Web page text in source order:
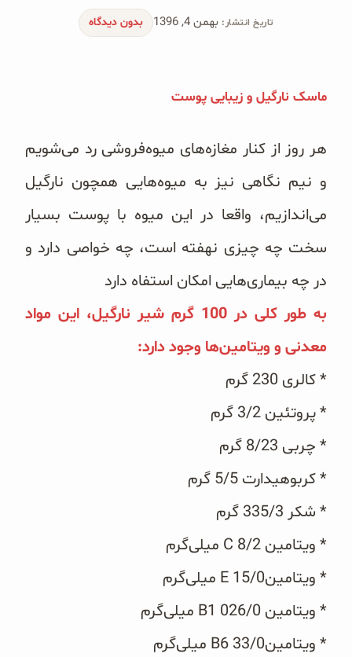
شیرین کننده های طبیعی
کینوا
ترشی و شور
چاشنی‌ها و سرکه‌‌ها
زیتون و روغن زیتون
رایس کیک
غلات و دانه‌های سالم
صبحانه و میان وعده
سبوس و جوانه‌ها
پک سلامتی OAB
وبلاگ
تاریخ انتشار: بهمن 4, 1396 بدون دیدگاه
ماسک نارگیل و زیبایی پوست
هر روز از کنار مغازه‌های میوه‌فروشی رد می‌شویم
و نیم نگاهی نیز به میوه‌هایی همچون نارگیل
می‌اندازیم، واقعا در این میوه با پوست بسیار
سخت چه چیزی نهفته است، چه خواصی دارد و
در چه بیماری‌هایی امکان استفاه دارد
به طور کلی در 100 گرم شیر نارگیل، این مواد
معدنی و ویتامین‌ها وجود دارد:
* کالری 230 گرم
* پروتئین 3/2 گرم
* چربی 8/23 گرم
* کربوهیدارت 5/5 گرم
* شکر 335/3 گرم
* ویتامین C 8/2 میلی‌گرم
* ویتامینE 15/0 میلی‌گرم
* ویتامین B1 026/0 میلی‌گرم
* ویتامینB6 33/0 میلی‌گرم